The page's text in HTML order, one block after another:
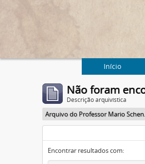
Início
Não foram
Descrição arquivística
Encontrar resultados com: